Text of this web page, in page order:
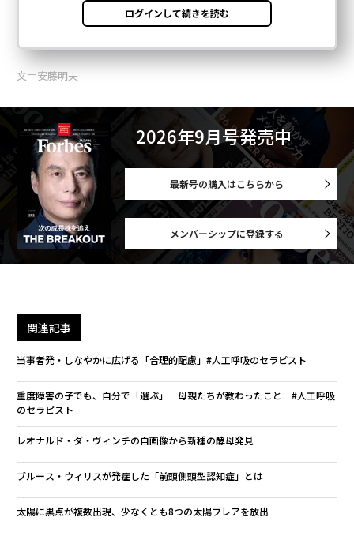
文＝安藤明夫
2026年9月号発売中
最新号の購入はこちらから
メンバーシップに登録する
関連記事
当事者発・しなやかに広げる「合理的配慮」#人工呼吸のセラピスト
重度障害の子でも、自分で「選ぶ」 母親たちが教わったこと #人工呼吸
のセラピスト
レオナルド・ダ・ヴィンチの自画像から新種の酵母発見
ブルース・ウィリスが発症した「前頭側頭型認知症」とは
太陽に黒点が複数出現、少なくとも8つの太陽フレアを放出